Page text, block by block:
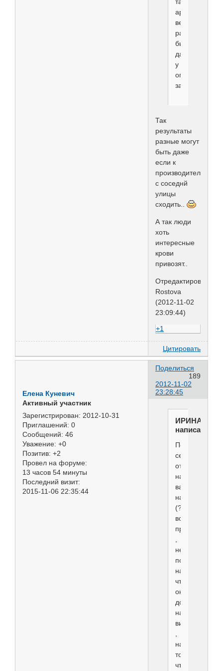
такой
аренды-
весьма
разные
бывают,
даже
у
опытных
заводчиков
Так
результаты
разные могут
быть даже
если к
производителю
с соседнй
улицы
сходить..
А так люди
хоть
интересные
крови
привозят..
Отредактировано
Rostova
(2012-11-02
23:09:44)
+1
Цитировать
Поделиться
189
2012-11-02
23:28:45
Елена Куневич
Активный участник
Зарегистрирован: 2012-10-31
Приглашений: 0
Сообщений: 46
Уважение: +0
Позитив: +2
Провел на форуме:
13 часов 54 минуты
Последний визит:
2015-11-06 22:35:44
ИРИНА
написал(а):
Позволю
себе
ответить
на
ваш
наводящий
(?)
вопрос,
правде
не
поняла,
на
что
он
должен
навести,
видимо
на
то,
что